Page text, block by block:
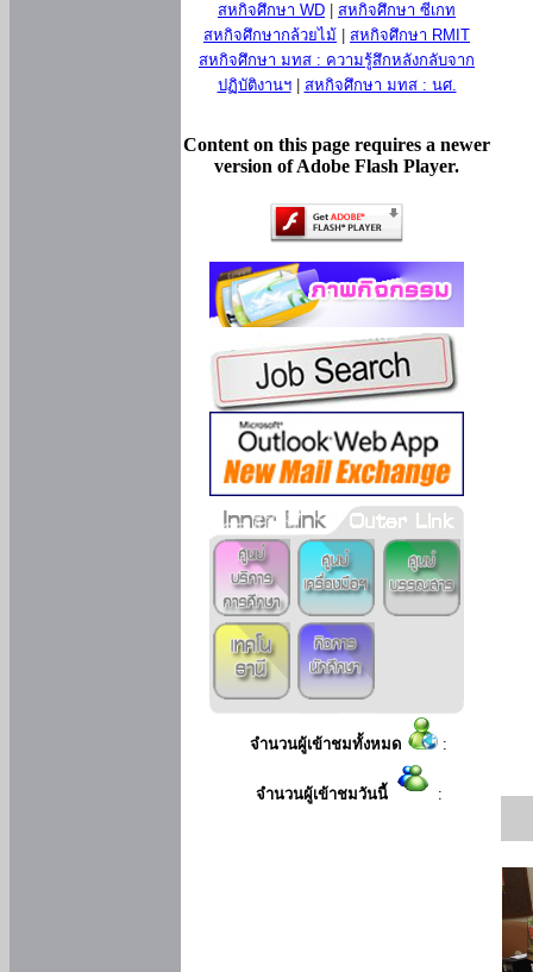
สหกิจศึกษา WD
สหกิจศึกษา ซีเกท
สหกิจศึกษากล้วยไม้
สหกิจศึกษา RMIT
สหกิจศึกษา มทส : ความรู้สึกหลังกลับจาก
ปฏิบัติงานฯ| สหกิจศึกษา มทส : นศ.
Content on this page requires a newer
version of Adobe Flash Player.
จำนวนผู้เข้าชมทั้งหมด :
จำนวนผู้เข้าชมวันนี้ :